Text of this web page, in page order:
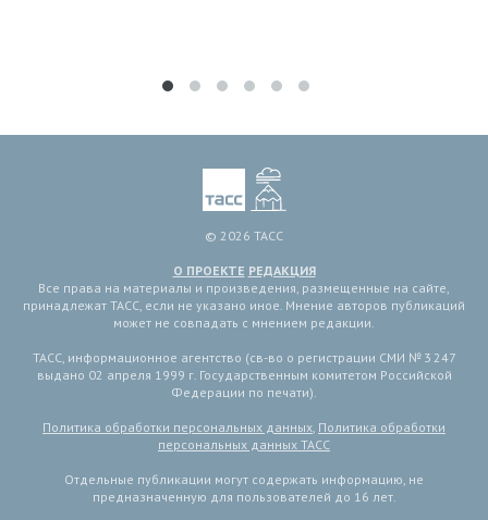
© 2026 ТАСС
О ПРОЕКТЕ РЕДАКЦИЯ
Все права на материалы и произведения, размещенные на сайте,
принадлежат ТАСС, если не указано иное. Мнение авторов публикаций
может не совпадать с мнением редакции.
ТАСС, информационное агентство (св-во о регистрации СМИ № 3 247
выдано 02 апреля 1999 г. Государственным комитетом Российской
Федерации по печати).
Политика обработки персональных данных Политика обработки
персональных данных ТАСС
Отдельные публикации могут содержать информацию, не
предназначенную для пользователей до 16 лет.